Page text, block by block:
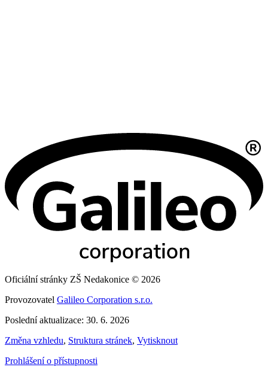
Oficiální stránky ZŠ Nedakonice © 2026
Provozovatel Galileo Corporation s.r.o.
Poslední aktualizace: 30. 6. 2026
Změna vzhledu, Struktura stránek, Vytisknout
Prohlášení o přístupnosti